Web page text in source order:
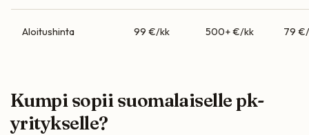
Aloitushinta 99 €/kk 500+ €/kk 79
Kumpi sopii suomalaiselle pk-
yritykselle?